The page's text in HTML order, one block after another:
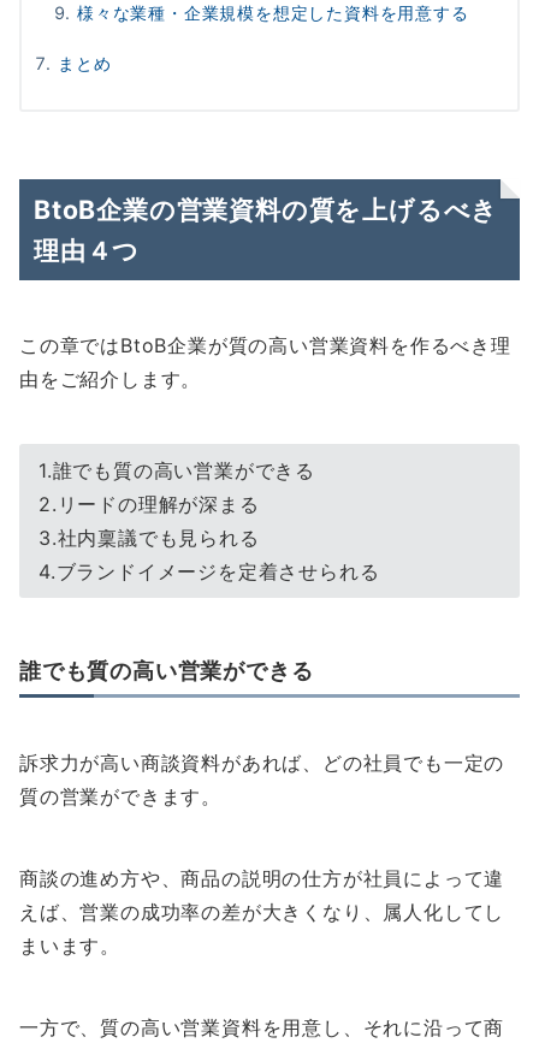
様々な業種・企業規模を想定した資料を用意する
まとめ
BtoB企業の営業資料の質を上げるべき
理由４つ
この章ではBtoB企業が質の高い営業資料を作るべき理
由をご紹介します。
1.誰でも質の高い営業ができる
2.リードの理解が深まる
3.社内稟議でも見られる
4.ブランドイメージを定着させられる
誰でも質の高い営業ができる
訴求力が高い商談資料があれば、どの社員でも一定の
質の営業ができます。
商談の進め方や、商品の説明の仕方が社員によって違
えば、営業の成功率の差が大きくなり、属人化してし
まいます。
一方で、質の高い営業資料を用意し、それに沿って商